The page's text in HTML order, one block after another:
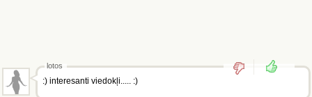
lotos
:) interesanti viedokļi..... :)